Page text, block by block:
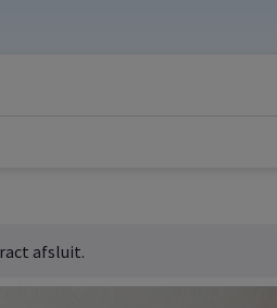
afsluit.